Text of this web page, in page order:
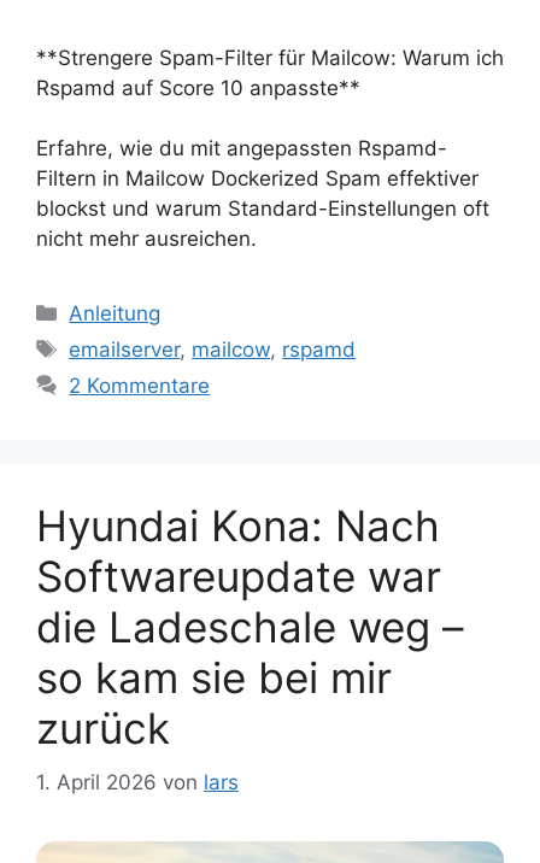
**Strengere Spam-Filter für Mailcow: Warum ich
Rspamd auf Score 10 anpasste**
Erfahre, wie du mit angepassten Rspamd-
Filtern in Mailcow Dockerized Spam effektiver
blockst und warum Standard-Einstellungen oft
nicht mehr ausreichen.
Kategorien
Anleitung
Schlagwörter
emailserver, mailcow, rspamd
2 Kommentare
Hyundai Kona: Nach
Softwareupdate war
die Ladeschale weg –
so kam sie bei mir
zurück
1. April 2026 von lars